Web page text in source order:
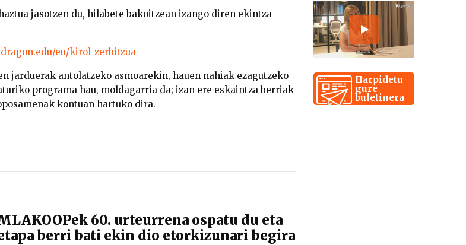
jasotzen du, hilabete bakoitzean izango diren ekintza
eu/kirol-zerbitzua
jarduerak antolatzeko asmoarekin, hauen nahiak ezagutzeko
programa hau, moldagarria da; izan ere eskaintza berriak
kontuan hartuko dira.
60. urteurrena ospatu du eta
berri bati ekin dio etorkizunari begira
Harpidetu
gure
buletinera